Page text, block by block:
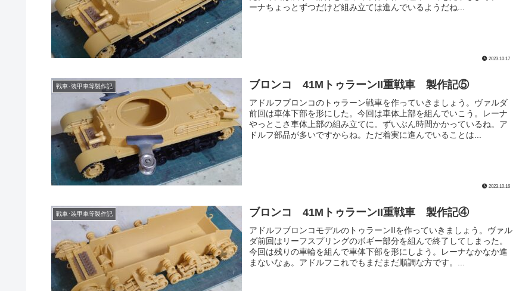
ーナちょっとずつだけど組み立ては進んでいるようだね...
2023.10.17
戦車･装甲車等製作記 ブロンコ 41MトゥラーンII重戦車 製作記⑤
アドルフブロンコのトゥラーン戦車を作っていきましょう。ヴァルダ
前回は車体下部を形にした。今回は車体上部を組んでいこう。レーナ
やっとこさ車体上部の組み立てに。ずいぶん時間かかっているね。ア
ドルフ部品が多いですからね。ただ着実に進んでいることは...
2023.10.16
戦車･装甲車等製作記 ブロンコ 41MトゥラーンII重戦車 製作記④
アドルフブロンコモデルのトゥラーンIIを作っていきましょう。ヴァル
ダ前回はリーフスプリングのボギー部分を組んで終了してしまった。
今回は残りの車輪を組んで車体下部を形にしよう。レーナなかなか進
まないなぁ。アドルフこれでもまだまだ順調な方です。...